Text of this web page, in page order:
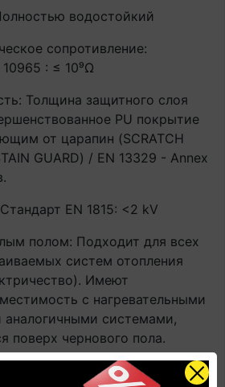
водостойкий
сопротивление:
: ≤ 10⁹Ω
Толщина защитного слоя
PU покрытие
от царапин (SCRATCH
GUARD) / EN 13329 - Annex
EN 1815: <2 kV
полом: Подходит для всех
систем отопления
Имеют
с нагревательными
системами,
поверх чернового пола.
≤ 27°C. ВАЖНО! При
покрытия с системами